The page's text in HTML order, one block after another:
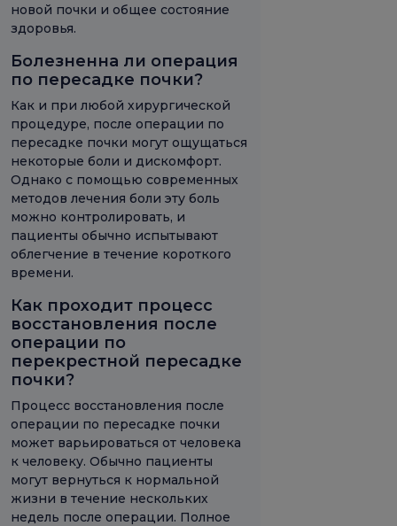
новой почки и общее состояние
здоровья.
Болезненна ли операция
по пересадке почки?
Как и при любой хирургической
процедуре, после операции по
пересадке почки могут ощущаться
некоторые боли и дискомфорт.
Однако с помощью современных
методов лечения боли эту боль
можно контролировать, и
пациенты обычно испытывают
облегчение в течение короткого
времени.
Как проходит процесс
восстановления после
операции по
перекрестной пересадке
почки?
Процесс восстановления после
операции по пересадке почки
может варьироваться от человека
к человеку. Обычно пациенты
могут вернуться к нормальной
жизни в течение нескольких
недель после операции. Полное